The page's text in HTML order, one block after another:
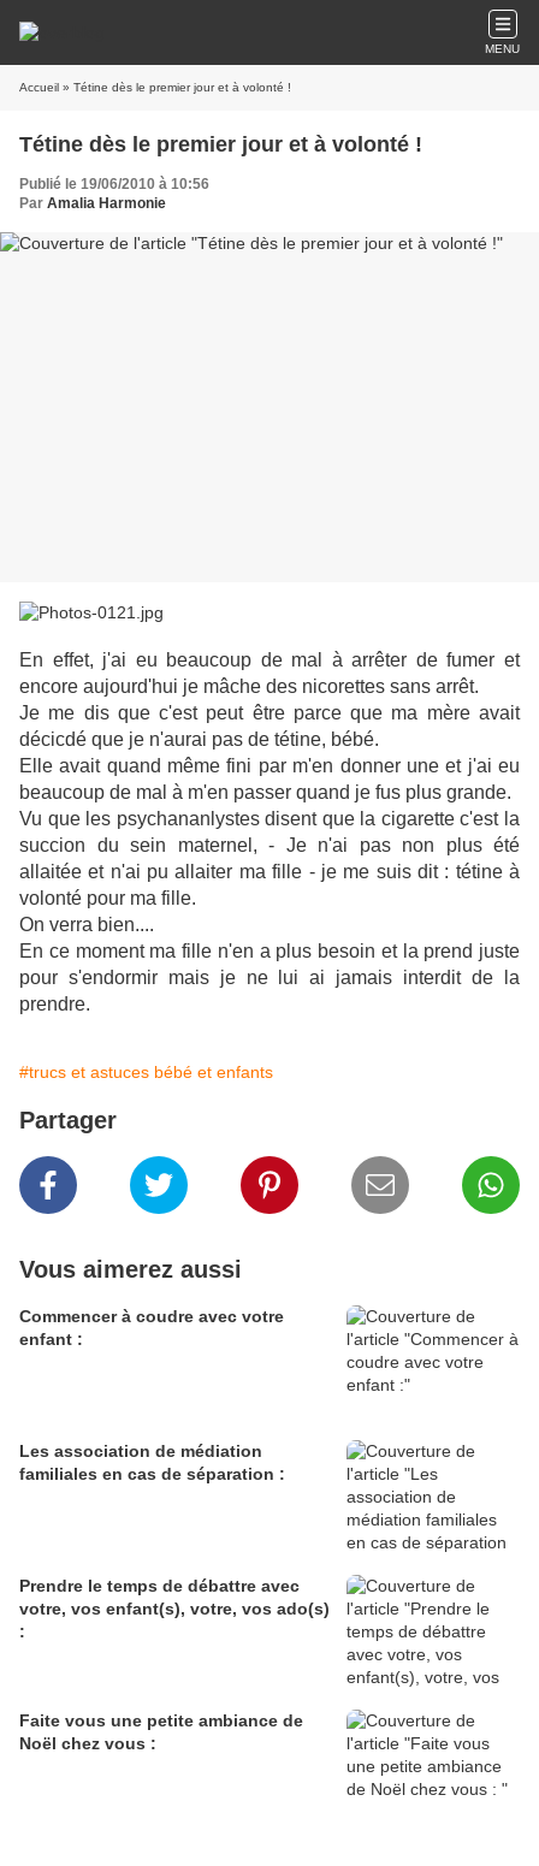
MENU
Accueil » Tétine dès le premier jour et à volonté !
Tétine dès le premier jour et à volonté !
Publié le 19/06/2010 à 10:56
Par Amalia Harmonie
En effet, j'ai eu beaucoup de mal à arrêter de fumer et
encore aujourd'hui je mâche des nicorettes sans arrêt.
Je me dis que c'est peut être parce que ma mère avait
décicdé que je n'aurai pas de tétine, bébé.
Elle avait quand même fini par m'en donner une et j'ai eu
beaucoup de mal à m'en passer quand je fus plus grande.
Vu que les psychananlystes disent que la cigarette c'est la
succion du sein maternel, - Je n'ai pas non plus été
allaitée et n'ai pu allaiter ma fille - je me suis dit : tétine à
volonté pour ma fille.
On verra bien....
En ce moment ma fille n'en a plus besoin et la prend juste
pour s'endormir mais je ne lui ai jamais interdit de la
prendre.
#trucs et astuces bébé et enfants
Partager
Vous aimerez aussi
Commencer à coudre avec votre
enfant :
Les association de médiation
familiales en cas de séparation :
Prendre le temps de débattre avec
votre, vos enfant(s), votre, vos ado(s)
:
Faite vous une petite ambiance de
Noël chez vous :